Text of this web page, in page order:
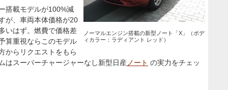
ノーマルエンジン搭載の新型ノート「X」（ボデ
ィカラー：ラディアント レッド）
搭載モデルが100%減
が、車両本体価格が20
いはず。燃費で価格差
算重視ならこのモデル
からリクエストをもら
はスーパーチャージャーなし新型日産ノート の実力をチェッ